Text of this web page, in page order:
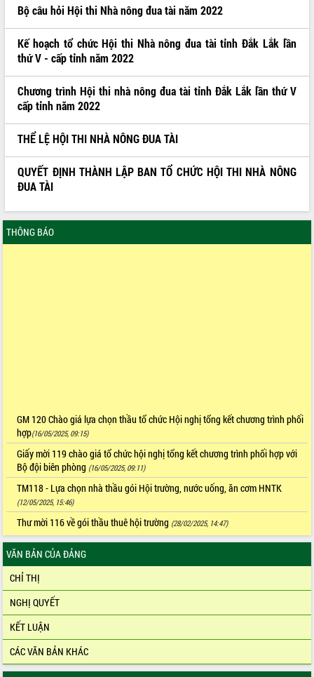
Bộ câu hỏi Hội thi Nhà nông đua tài năm 2022
Kế hoạch tổ chức Hội thi Nhà nông đua tài tỉnh Đắk Lắk lần
thứ V - cấp tỉnh năm 2022
Chương trình Hội thi nhà nông đua tài tỉnh Đắk Lắk lần thứ V
cấp tỉnh năm 2022
THỂ LỆ HỘI THI NHÀ NÔNG ĐUA TÀI
QUYẾT ĐỊNH THÀNH LẬP BAN TỔ CHỨC HỘI THI NHÀ NÔNG
ĐUA TÀI
THÔNG BÁO
GM 120 Chào giá lựa chọn thầu tổ chức Hội nghị tổng kết chương trình phối
hợp (16/05/2025, 09:15)
Giấy mời 119 chào giá tổ chức hội nghị tổng kết chương trình phối hợp với
Bộ đội biên phòng (16/05/2025, 09:11)
TM118 - Lựa chọn nhà thầu gói Hội trường, nước uống, ăn cơm HNTK
(12/05/2025, 15:46)
Thư mời 116 về gói thầu thuê hội trường (28/02/2025, 14:47)
Thư mời số 115 về gói thầu xây dựng phóng sự trình chiếu tại Hội thảo
(28/02/2025, 14:43)
VĂN BẢN CỦA ĐẢNG
CHỈ THỊ
NGHỊ QUYẾT
KẾT LUẬN
CÁC VĂN BẢN KHÁC